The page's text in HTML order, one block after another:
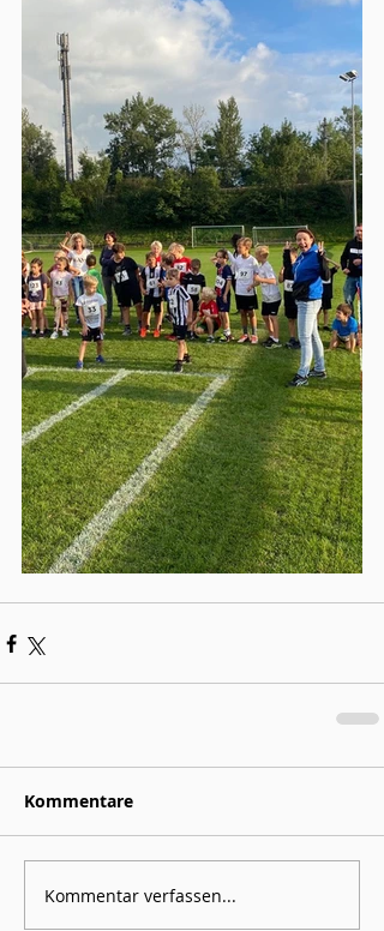
Kommentare
Kommentar verfassen...